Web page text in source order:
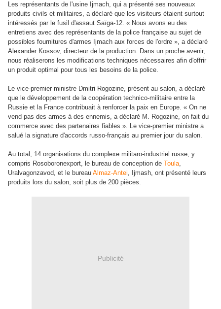
Les représentants de l'usine Ijmach, qui a présenté ses nouveaux
produits civils et militaires, a déclaré que les visiteurs étaient surtout
intéressés par le fusil d'assaut Saïga-12. « Nous avons eu des
entretiens avec des représentants de la police française au sujet de
possibles fournitures d'armes Ijmach aux forces de l'ordre », a déclaré
Alexander Kossov, directeur de la production. Dans un proche avenir,
nous réaliserons les modifications techniques nécessaires afin d'offrir
un produit optimal pour tous les besoins de la police.
Le vice-premier ministre Dmitri Rogozine, présent au salon, a déclaré
que le développement de la coopération technico-militaire entre la
Russie et la France contribuait à renforcer la paix en Europe. « On ne
vend pas des armes à des ennemis, a déclaré M. Rogozine, on fait du
commerce avec des partenaires fiables ». Le vice-premier ministre a
salué la signature d'accords russo-français au premier jour du salon.
Au total, 14 organisations du complexe militaro-industriel russe, y
compris Rosoboronexport, le bureau de conception de Toula,
Uralvagonzavod, et le bureau Almaz-Antei, Ijmash, ont présenté leurs
produits lors du salon, soit plus de 200 pièces.
Publicité